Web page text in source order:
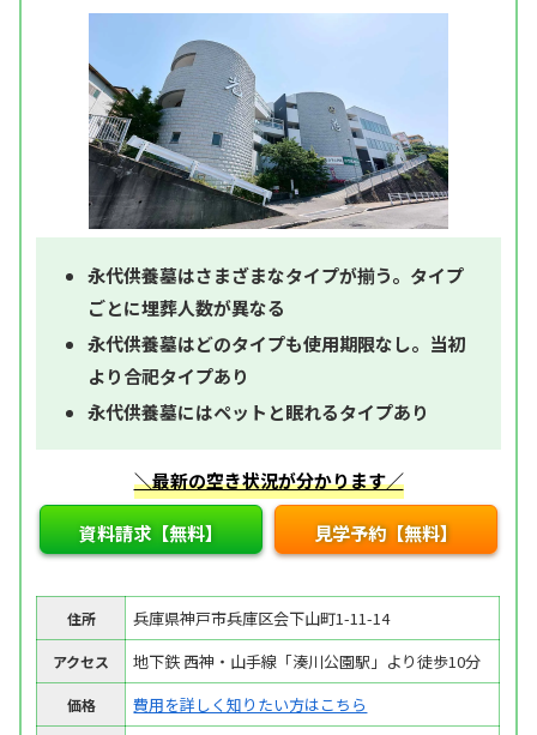
永代供養墓はさまざまなタイプが揃う。タイプ
ごとに埋葬人数が異なる
永代供養墓はどのタイプも使用期限なし。当初
より合祀タイプあり
永代供養墓にはペットと眠れるタイプあり
＼最新の空き状況が分かります／
資料請求【無料】 見学予約【無料】
住所 兵庫県神戸市兵庫区会下山町1-11-14
アクセス 地下鉄 西神・山手線「湊川公園駅」より徒歩10分
価格 費用を詳しく知りたい方はこちら